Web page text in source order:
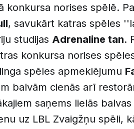
konkursa norises spēlē.
, savukārt katras spēles
studijas Adrenaline tan.
konkursa norises
spēles apmeklējumu
balvām cienās arī
saņems lielās balvas
uz LBL Zvaigžņu spēli,